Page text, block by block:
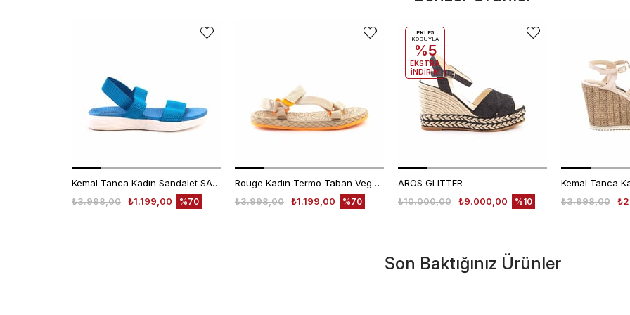
Kemal Tanca Kadın Sandalet SANDALET
₺1.199,00
₺3.998,00 %70
Rouge Kadın Termo Taban Vegan Cırt Bantlı Bej Sandalet 1001
₺1.199,00
₺3.998,00 %70
AROS GLITTER
₺9.000,00
₺10.000,00 %10
EKLE5
KODUYLA
%5
EKSTRA
İNDİRİM
₺3.998,00
Son Baktığınız Ürünler